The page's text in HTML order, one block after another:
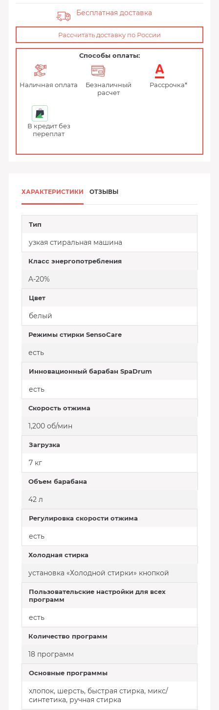
Бесплатная доставка
Рассчитать доставку по России
Способы оплаты:
Наличная оплата
Безналичный
расчет
Рассрочка*
В кредит без
переплат
ХАРАКТЕРИСТИКИ ОТЗЫВЫ
Тип
узкая стиральная машина
Класс энергопотребления
A-20%
Цвет
белый
Режимы стирки SensoCare
есть
Инновационный барабан SpaDrum
есть
Скорость отжима
1,200 об/мин
Загрузка
7 кг
Объем барабана
42 л
Регулировка скорости отжима
есть
Холодная стирка
установка «Холодной стирки» кнопкой
Пользовательские настройки для всех
программ
есть
Количество программ
18 программ
Основные программы
хлопок, шерсть, быстрая стирка, микс/
синтетика, ручная стирка